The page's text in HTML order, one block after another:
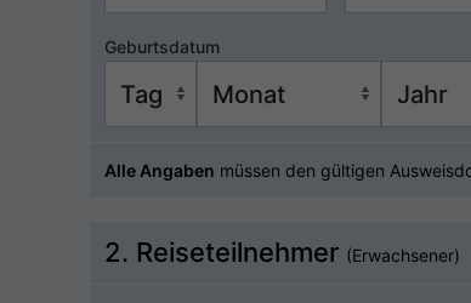
Geburtsdatum
Alle Angaben müssen den gültigen
2. Reiseteilnehmer (Erwachsener)